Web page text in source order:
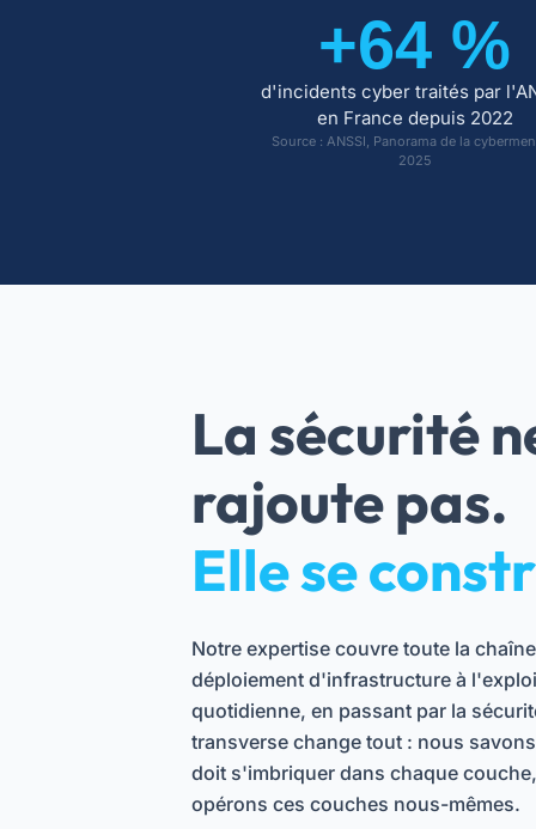
+64 %
d'incidents cyber traités par
en France depuis 2022
Source : ANSSI, Panorama de la
2025
La sécurité
rajoute pas.
Elle se
Notre expertise couvre toute la
déploiement d'infrastructure à
quotidienne, en passant par la
transverse change tout : nous
doit s'imbriquer dans chaque
opérons ces couches nous-mêmes.